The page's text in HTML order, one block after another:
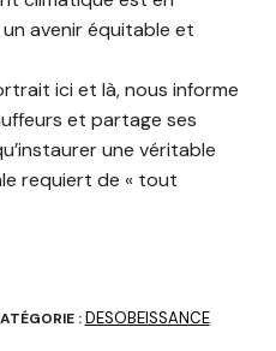
avenir équitable et
ici et là, nous informe
et partage ses
une véritable
requiert de « tout
:DESOBEISSANCE